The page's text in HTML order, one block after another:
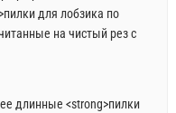
для лобзика по
на чистый рез с
длинные <strong>пилки